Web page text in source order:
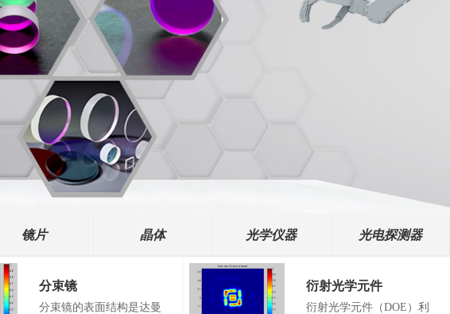
镜片 晶体 光学仪器 光电探测器
分束镜
分束镜的表面结构是达曼
衍射光学元件
衍射光学元件（DOE）利